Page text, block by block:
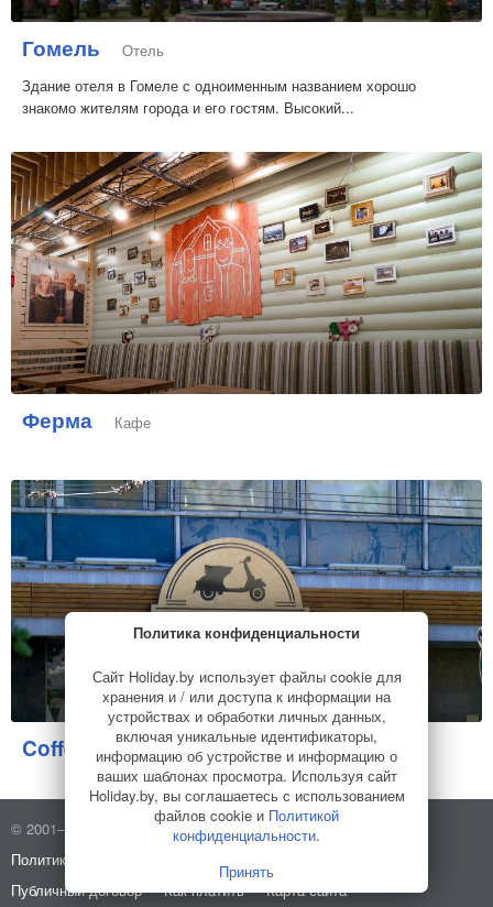
Гомель
Отель
Здание отеля в Гомеле с одноименным названием хорошо
знакомо жителям города и его гостям. Высокий...
Ферма Кафе
Coffee&Toast Кафе
© 2001–2026 Holiday.by
Правила использования сайта
Политика конфиденциальности
Публичный договор
Как платить Карта сайта
Политика конфиденциальности
Сайт Holiday.by использует файлы cookie для
хранения и / или доступа к информации на
устройствах и обработки личных данных,
включая уникальные идентификаторы,
информацию об устройстве и информацию о
ваших шаблонах просмотра. Используя сайт
Holiday.by, вы соглашаетесь с использованием
файлов cookie и Политикой
конфиденциальности.
Принять